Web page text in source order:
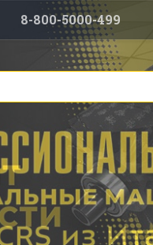
8-800-5000-499